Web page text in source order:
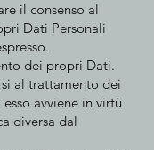
il consenso al
Dati Personali
dei propri Dati.
al trattamento dei
avviene in virtù
diversa dal